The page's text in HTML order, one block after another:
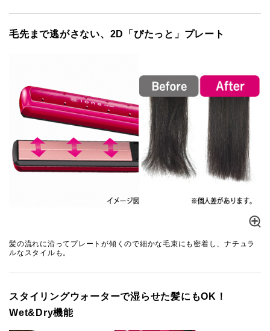
毛先まで逃がさない、2D「ぴたっと」プレート
髪の流れに沿ってプレートが傾くので細かな毛束にも密着し、ナチュラ
ルなスタイルも。
スタイリングウォーターで湿らせた髪にもOK！
Wet&Dry機能